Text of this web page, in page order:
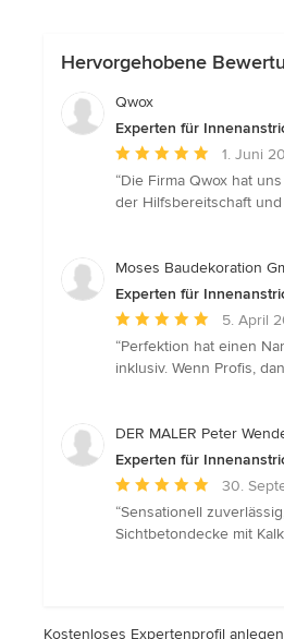
Hervorgehobene
Qwox
Experten für
Durchschnittliche
Bewertung:
5
Sternen
1. Juni
“Die Firma Qwox hat
der Hilfsbereitschaft
Moses Baudekoration
Experten für
Durchschnittliche
Bewertung:
5
Sternen
5. April
“Perfektion hat einen
inklusiv. Wenn Profis,
DER MALER Peter
Experten für
Durchschnittliche
Bewertung:
5
30.
“Sensationell
Sichtbetondecke mit
Kostenloses Expertenprofil